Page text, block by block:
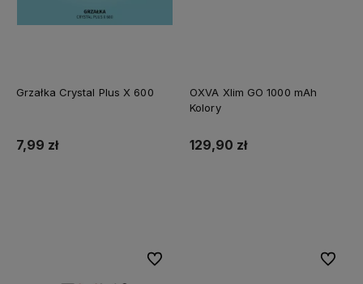
Grzałka Crystal Plus X 600
7,99 zł
OXVA Xlim GO 1000 mAh
Kolory
129,90 zł
Do ulubionych Do